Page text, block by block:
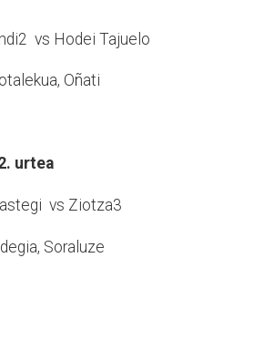
vs Hodei Tajuelo
Oñati
urtea
vs Ziotza3
Soraluze